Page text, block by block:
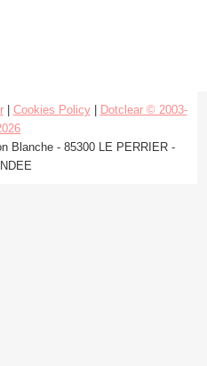
| Cookies Policy|
Dotclear © 2003-
Blanche - 85300 LE PERRIER -